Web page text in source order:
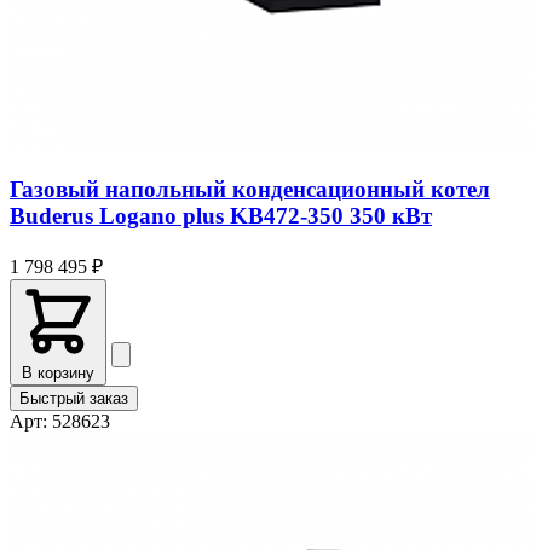
Получить скидку
на все системы
Газовый напольный конденсационный котел
Buderus Logano plus KB472-350 350 кВт
1 798 495 ₽
В корзину
Быстрый заказ
Арт: 528623